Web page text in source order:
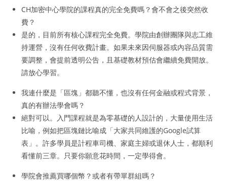
CH加密中心學院的課程真的完全免費嗎？會不會之後突然收
費？
是的，目前所有核心課程完全免費。學院由創辦團隊與志工維
持運營，沒有任何收費計畫。如果未來因伺服器或內容品質需
要調整，會提前透明公告，且基礎教材預估會繼續免費開放。
請放心學習。
我連什麼是「區塊」都聽不懂，也沒有任何金融或程式背景，
真的有辦法學會嗎？
絕對可以。入門課程就是為零基礎的人設計的，大量使用生活
比喻，例如把區塊鏈比喻成「大家共同維護的Google試算
表」。許多學員是計程車司機、家庭主婦或退休人士，都順利
看懂前三章。只要你願意花時間，一定學得會。
學院會推薦買哪個幣？或者有帶單群組嗎？